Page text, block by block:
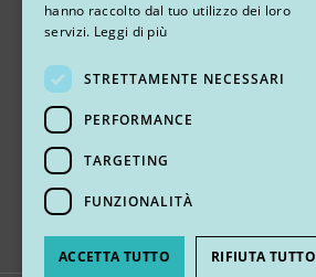
hanno raccolto dal tuo utilizzo dei loro
servizi. Leggi di più
STRETTAMENTE NECESSARI
PERFORMANCE
TARGETING
FUNZIONALITÀ
ACCETTA TUTTO RIFIUTA TUTTO